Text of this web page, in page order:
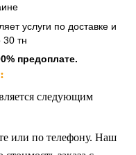
услуги по доставке и
30 тн
предоплате.
следующим
или по телефону. Наш